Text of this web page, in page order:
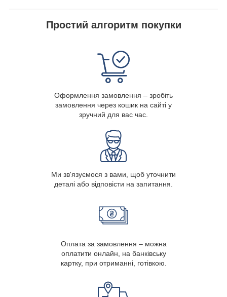
Простий алгоритм покупки
Оформлення замовлення – зробіть
замовлення через кошик на сайті у
зручний для вас час.
Ми зв'язуємося з вами, щоб уточнити
деталі або відповісти на запитання.
Оплата за замовлення – можна
оплатити онлайн, на банківську
картку, при отриманні, готівкою.